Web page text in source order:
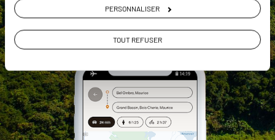
PERSONNALISER
TOUT REFUSER
DÉCOUVRIR LUCIOLE